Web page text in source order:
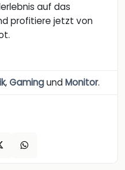
auf das
profitiere jetzt von
,GamingundMonitor.